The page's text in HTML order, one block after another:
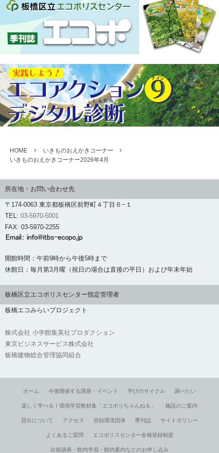
HOME
いきものおえかきコーナー
いきものおえかきコーナー2026年4月
所在地・お問い合わせ先
〒174-0063 東京都板橋区前野町４丁目６−１
TEL: 03-5970-5001
FAX: 03-5970-2255
開館時間：午前9時から午後5時まで
休館日：毎月第3月曜（祝日の場合は直後の平日）および年末年始
板橋区立エコポリスセンター指定管理者
板橋エコみらいプロジェクト
株式会社 小学館集英社プロダクション
東京ビジネスサービス株式会社
板橋建物総合管理協同組合
ホーム 今後開催する講座・イベント 学びのサイクル 調べたい
楽しく学べる！環境学習教材集「エコポリちゃんねる」 施設のご案内
貸出について アクセス 登録環境団体 季刊誌 サイトポリシー
よくあるご質問 エコポリスセンター各種登録制度
出前講座・館内学習・館内案内などのお申し込み